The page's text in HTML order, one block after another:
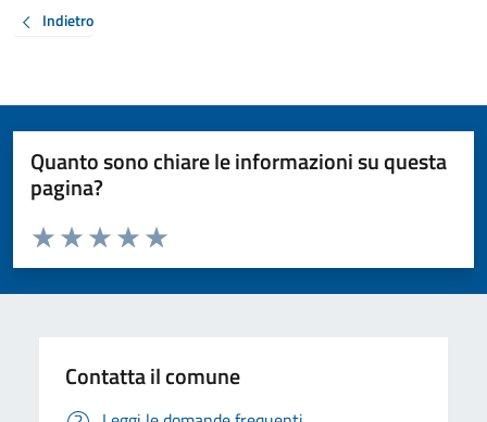
Indietro
Quanto sono chiare le informazioni su questa
pagina?
Valuta da 1 a 5 stelle la pagina
Valuta 5 stelle su 5
Valuta 4 stelle su 5
Valuta 3 stelle su 5
Valuta 2 stelle su 5
Valuta 1 stelle su 5
Contatta il comune